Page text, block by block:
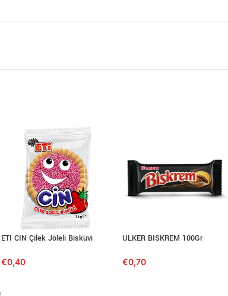
ETI CIN Çilek Jöleli Bisküvi
€0,40
ULKER BISKREM 100Gr
€0,70